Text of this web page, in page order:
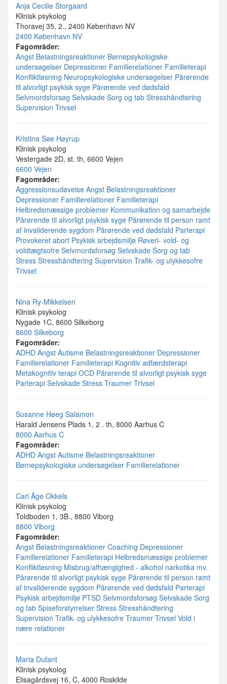
Anja Cecilie Storgaard
Klinisk psykolog
Thoravej 35, 2., 2400 København NV
2400 København NV
Fagområder:
Angst Belastningsreaktioner Børnepsykologiske
undersøgelser Depressioner Familierelationer Familieterapi
Konfliktløsning Neuropsykologiske undersøgelser Pårørende
til alvorligt psykisk syge Pårørende ved dødsfald
Selvmordsforsøg Selvskade Sorg og tab Stresshåndtering
Supervision Trivsel
Kristina Søe Høyrup
Klinisk psykolog
Vestergade 2D, st. th, 6600 Vejen
6600 Vejen
Fagområder:
Aggressionsudøvelse Angst Belastningsreaktioner
Depressioner Familierelationer Familieterapi
Helbredsmæssige problemer Kommunikation og samarbejde
Pårørende til alvorligt psykisk syge Pårørende til person ramt
af invaliderende sygdom Pårørende ved dødsfald Parterapi
Provokeret abort Psykisk arbejdsmiljø Røveri- vold- og
voldtægtsofre Selvmordsforsøg Selvskade Sorg og tab
Stress Stresshåndtering Supervision Trafik- og ulykkesofre
Trivsel
Nina Ry-Mikkelsen
Klinisk psykolog
Nygade 1C, 8600 Silkeborg
8600 Silkeborg
Fagområder:
ADHD Angst Autisme Belastningsreaktioner Depressioner
Familierelationer Familieterapi Kognitiv adfærdsterapi
Metakognitiv terapi OCD Pårørende til alvorligt psykisk syge
Parterapi Selvskade Stress Traumer Trivsel
Susanne Høeg Salamon
Harald Jensens Plads 1, 2 . th, 8000 Aarhus C
8000 Aarhus C
Fagområder:
ADHD Angst Autisme Belastningsreaktioner
Børnepsykologiske undersøgelser Familierelationer
Carl Åge Okkels
Klinisk psykolog
Toldboden 1, 3B., 8800 Viborg
8800 Viborg
Fagområder:
Angst Belastningsreaktioner Coaching Depressioner
Familierelationer Familieterapi Helbredsmæssige problemer
Konfliktløsning Misbrug/afhængighed - alkohol narkotika mv.
Pårørende til alvorligt psykisk syge Pårørende til person ramt
af invaliderende sygdom Pårørende ved dødsfald Parterapi
Psykisk arbejdsmiljø PTSD Selvmordsforsøg Selvskade Sorg
og tab Spiseforstyrrelser Stress Stresshåndtering
Supervision Trafik- og ulykkesofre Traumer Trivsel Vold i
nære relationer
Maria Dufant
Klinisk psykolog
Elisagårdsvej 16, C, 4000 Roskilde